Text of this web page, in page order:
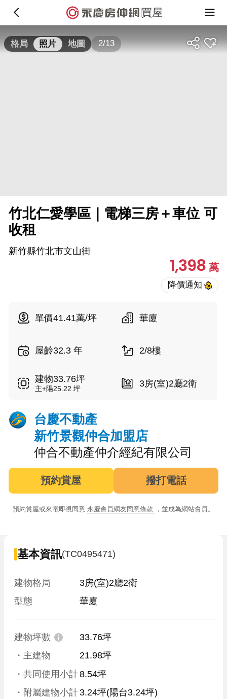
買屋
格局 照片 地圖 2/13
竹北仁愛學區｜電梯三房＋車位 可
收租
新竹縣竹北市文山街
1,398萬
單價41.41萬/坪 華廈
屋齡32.3 年 2/8樓
建物33.76坪
主+陽25.22 坪 3房(室)2廳2衛
台慶不動產
新竹景觀仲合加盟店
仲合不動產仲介經紀有限公司
預約賞屋 撥打電話
預約賞屋或來電即視同意 永慶會員網友同意條款 ，並成為網站會員。
基本資訊(TC0495471)
建物格局
3房(室)2廳2衛
型態
華廈
建物坪數
33.76坪
・主建物
21.98坪
・共同使用小計8.54坪
・附屬建物小計 3.24坪(陽台3.24坪)